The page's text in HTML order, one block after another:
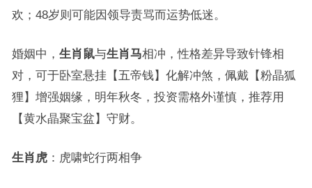
欢；48岁则可能因领导责骂而运势低迷。
婚姻中， 生肖鼠与生肖马相冲，性格差异导致针锋相
对，可于卧室悬挂【五帝钱】化解冲煞，佩戴【粉晶狐
狸】增强姻缘，明年秋冬，投资需格外谨慎，推荐用
【黄水晶聚宝盆】守财。
生肖虎：虎啸蛇行两相争